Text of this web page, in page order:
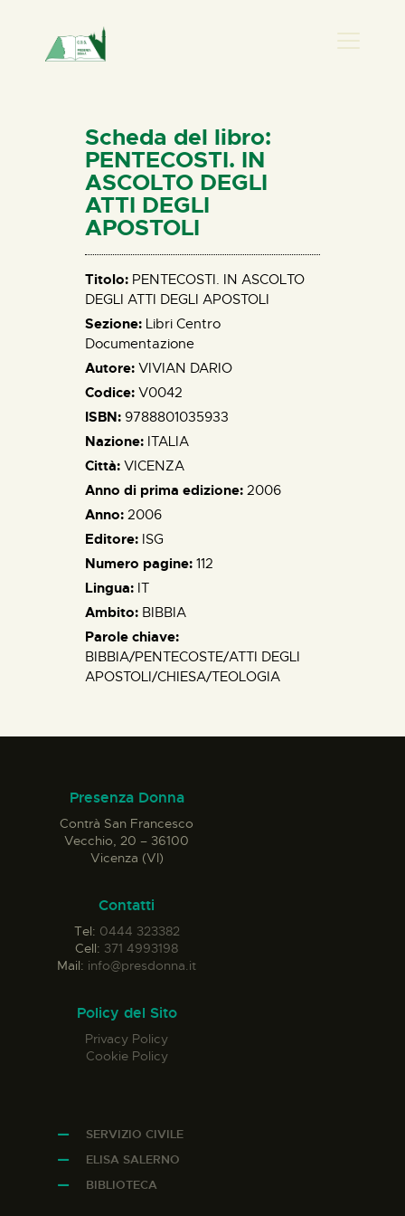
HOME
CHI SIAMO
NEWS
PERCORSI
BIBLIOTECA
ELISA SALERNO
CONTATTI
Scheda del libro:
PENTECOSTI. IN
ASCOLTO DEGLI
ATTI DEGLI
APOSTOLI
Titolo: PENTECOSTI. IN ASCOLTO
DEGLI ATTI DEGLI APOSTOLI
Sezione: Libri Centro
Documentazione
Autore: VIVIAN DARIO
Codice: V0042
ISBN: 9788801035933
Nazione: ITALIA
Città: VICENZA
Anno di prima edizione: 2006
Anno: 2006
Editore: ISG
Numero pagine: 112
Lingua: IT
Ambito: BIBBIA
Parole chiave:
BIBBIA/PENTECOSTE/ATTI DEGLI
APOSTOLI/CHIESA/TEOLOGIA
Presenza Donna
Contrà San Francesco
Vecchio, 20 – 36100
Vicenza (VI)
Contatti
Tel: 0444 323382
Cell: 371 4993198
Mail: info@presdonna.it
Policy del Sito
Privacy Policy
Cookie Policy
SERVIZIO CIVILE
ELISA SALERNO
BIBLIOTECA